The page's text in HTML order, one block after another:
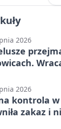
2026
2026
kontrola
zakaz i